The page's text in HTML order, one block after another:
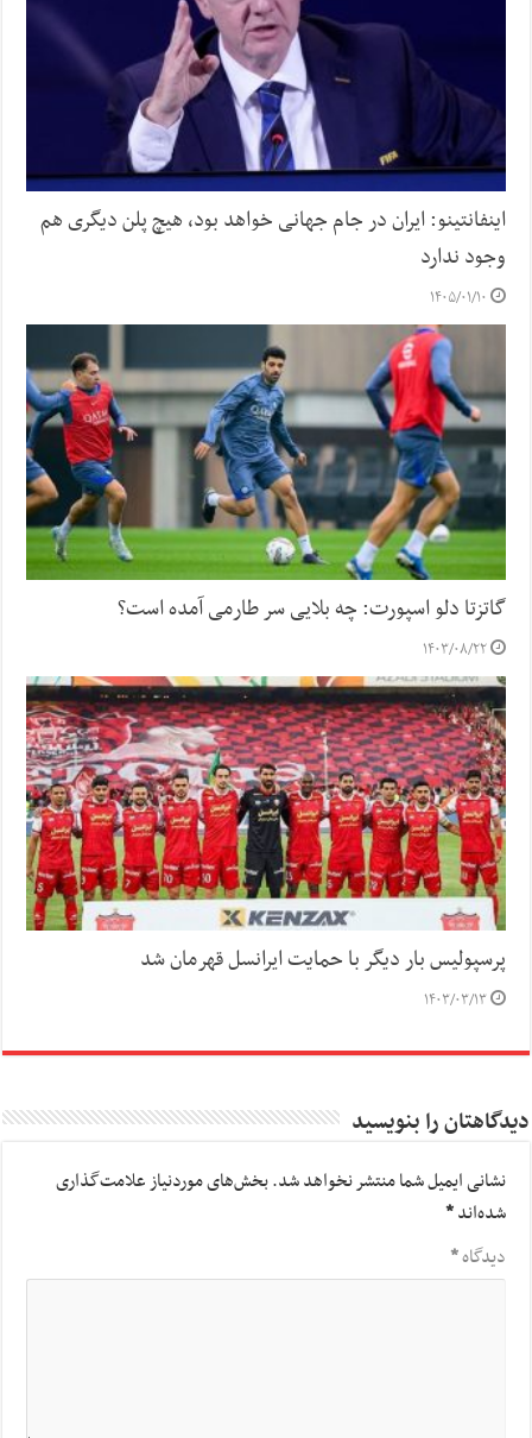
اینفانتینو: ایران در جام جهانی خواهد بود، هیچ پلن دیگری هم
وجود ندارد
۱۴۰۵/۰۱/۱۰
گاتزتا دلو اسپورت: چه بلایی سر طارمی آمده است؟
۱۴۰۳/۰۸/۲۲
پرسپولیس بار دیگر با حمایت ایرانسل قهرمان شد
۱۴۰۳/۰۳/۱۳
دیدگاهتان را بنویسید
نشانی ایمیل شما منتشر نخواهد شد.بخش‌های موردنیاز علامت‌گذاری
شده‌اند*
دیدگاه*